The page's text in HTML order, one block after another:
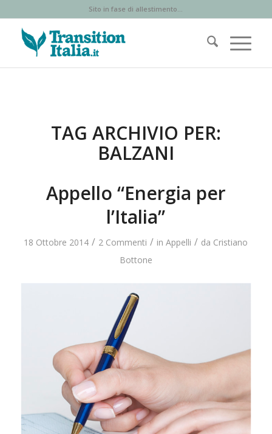
Sito in fase di allestimento...
TAG ARCHIVIO PER:
BALZANI
Appello “Energia per
l’Italia”
18 Ottobre 2014 / 2 Commenti / inAppelli / da Cristiano
Bottone